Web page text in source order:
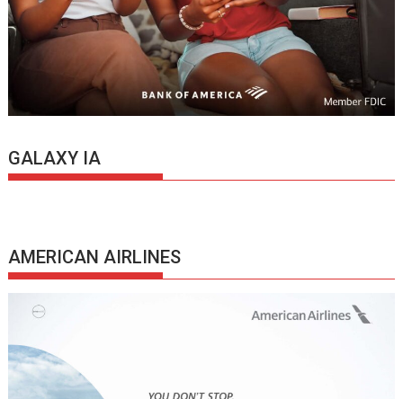
GALAXY IA
AMERICAN AIRLINES